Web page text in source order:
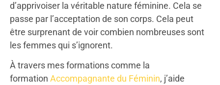
d’apprivoiser la véritable nature féminine. Cela se
passe par l’acceptation de son corps. Cela peut
être surprenant de voir combien nombreuses sont
les femmes qui s’ignorent.
À travers mes formations comme la
formation Accompagnante du Féminin, j’aide